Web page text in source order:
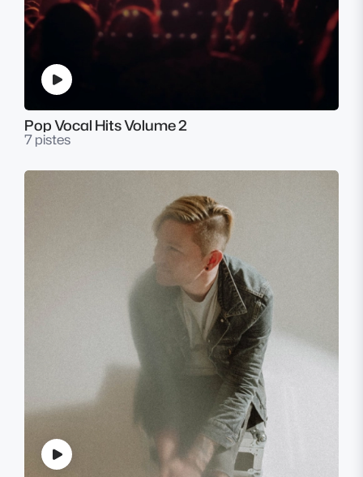
Pop Vocal Hits Volume 2
7 pistes